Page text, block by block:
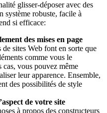
glisser-déposer avec des
système robuste, facile à
si efficace:
des mises en page
de sites Web font en sorte que
comme vous le
cas, vous pouvez même
leur apparence. Ensemble,
des possibilités de style
de votre site
à propos des constructeurs